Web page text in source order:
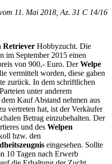
11. Mai 2018, Az. 31 C 14/16
Retriever Hobbyzucht. Die
im September 2015 einen
von 900,- Euro. DerWelpe
vermittelt worden, diese gaben
zurück. In dem schriftlichen
unter anderem
Kauf Abstand nehmen aus
vertreten hat, ist der Verkäufer
Betrag einzubehalten. Der
und des Welpen
bzw. den
eingesehen. Sollte
10 Tagen nach Erwerb